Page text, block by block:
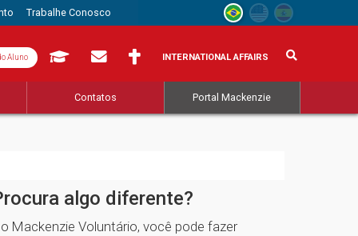
Trabalhe Conosco
Aluno INTERNATIONAL AFFAIRS
Contatos Portal Mackenzie
algo diferente?
Mackenzie Voluntário, você pode fazer